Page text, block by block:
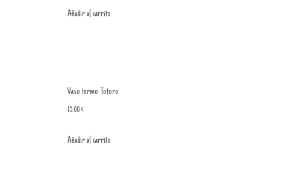
Añadir al carrito
Vaso termo Totoro
15.00€
Añadir al carrito